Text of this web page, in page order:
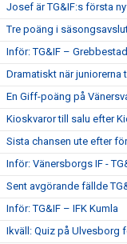
Josef är TG&IF:s första
Tre poäng i
Inför: TG&IF –
Dramatiskt när juniorerna
En Giff-poäng på
Kioskvaror till salu efter
Sista chansen ute efter
Inför: Vänersborgs IF -
Sent avgörande fällde
Inför: TG&IF – IFK Kumla
Ikväll: Quiz på Ulvesborg